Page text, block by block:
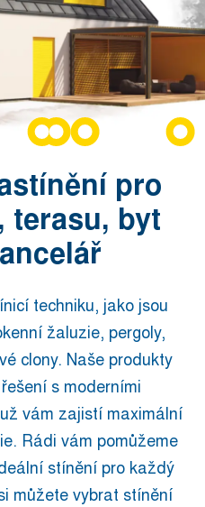
pro
terasu, byt
techniku, jako jsou
žaluzie, pergoly,
clony. Naše produkty
s moderními
vám zajistí maximální
Rádi vám pomůžeme
stínění pro každý
můžete vybrat stínění